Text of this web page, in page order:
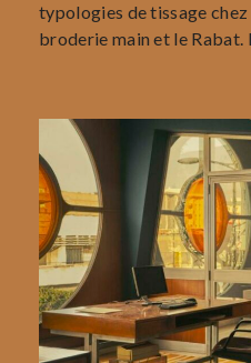
typologies de tissage
broderie main et le Rabat.